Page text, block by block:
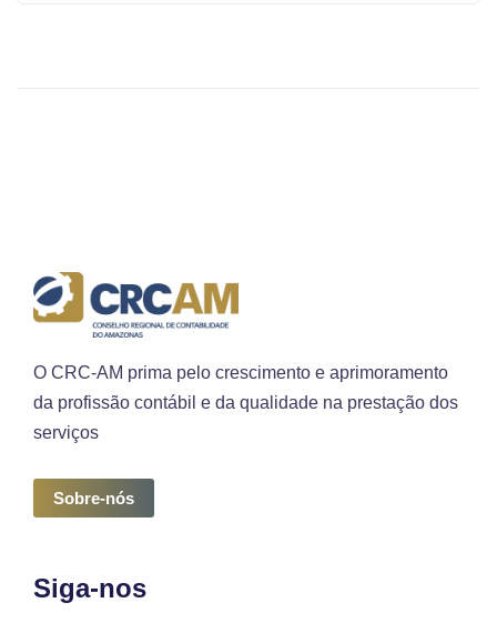
O CRC-AM prima pelo crescimento e aprimoramento
da profissão contábil e da qualidade na prestação dos
serviços
Sobre-nós
Siga-nos